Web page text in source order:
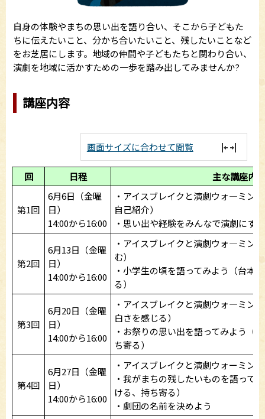
自身の体験やまちの思い出を語り合い、そこから子どもた
ちに伝えたいこと、分かち合いたいこと、残したいことなど
をお芝居にします。地域の仲間や子どもたちと関わり合い、
演劇を地域に活かすための一歩を踏み出してみませんか?
講座内容
画面サイズに合わせて閲覧
回 日程 主な講座内容
第1回
6月6日（金曜
日）
14:00から16:00
・アイスブレイクと演劇ウォ―ミン
自己紹介）
・思い出や経験をみんなで演劇にす
第2回
6月13日（金曜
日）
14:00から16:00
・アイスブレイクと演劇ウォ―ミン
む）
・小学生の頃を語ってみよう（台本
る）
第3回
6月20日（金曜
日）
14:00から16:00
・アイスブレイクと演劇ウォ―ミン
白さを感じる）
・お祭りの思い出を語ってみよう（
ち寄る）
第4回
6月27日（金曜
日）
14:00から16:00
・アイスブレイクと演劇ウォーミン
・我がまちの残したいものを語って
ける、持ち寄る）
・劇団の名前を決めよう